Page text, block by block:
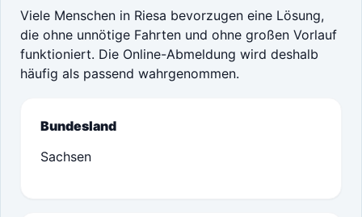
Viele Menschen in Riesa bevorzugen eine Lösung,
die ohne unnötige Fahrten und ohne großen Vorlauf
funktioniert. Die Online-Abmeldung wird deshalb
häufig als passend wahrgenommen.
Bundesland
Sachsen